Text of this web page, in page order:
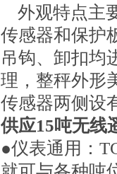
外观特点主
传感器和保护
吊钩、卸扣均
理，整秤外形
传感器两侧设
供应15吨无线
●仪表通用：